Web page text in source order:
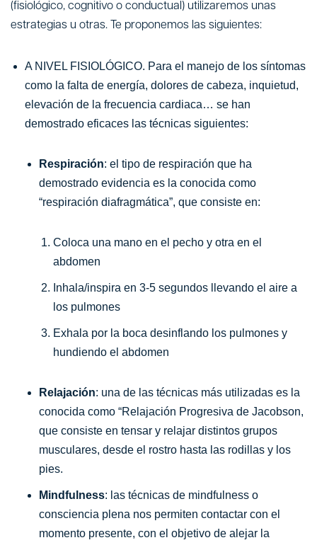
(fisiológico, cognitivo o conductual) utilizaremos unas
estrategias u otras. Te proponemos las siguientes:
A NIVEL FISIOLÓGICO. Para el manejo de los síntomas
como la falta de energía, dolores de cabeza, inquietud,
elevación de la frecuencia cardiaca… se han
demostrado eficaces las técnicas siguientes:
Respiración: el tipo de respiración que ha
demostrado evidencia es la conocida como
“respiración diafragmática”, que consiste en:
Coloca una mano en el pecho y otra en el
abdomen
Inhala/inspira en 3-5 segundos llevando el aire a
los pulmones
Exhala por la boca desinflando los pulmones y
hundiendo el abdomen
Relajación: una de las técnicas más utilizadas es la
conocida como “Relajación Progresiva de Jacobson,
que consiste en tensar y relajar distintos grupos
musculares, desde el rostro hasta las rodillas y los
pies.
Mindfulness: las técnicas de mindfulness o
consciencia plena nos permiten contactar con el
momento presente, con el objetivo de alejar la